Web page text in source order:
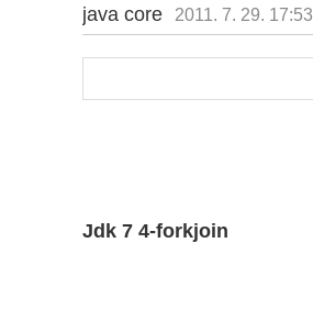
java core 2011. 7. 29. 17:53
Jdk 7 4-forkjoin